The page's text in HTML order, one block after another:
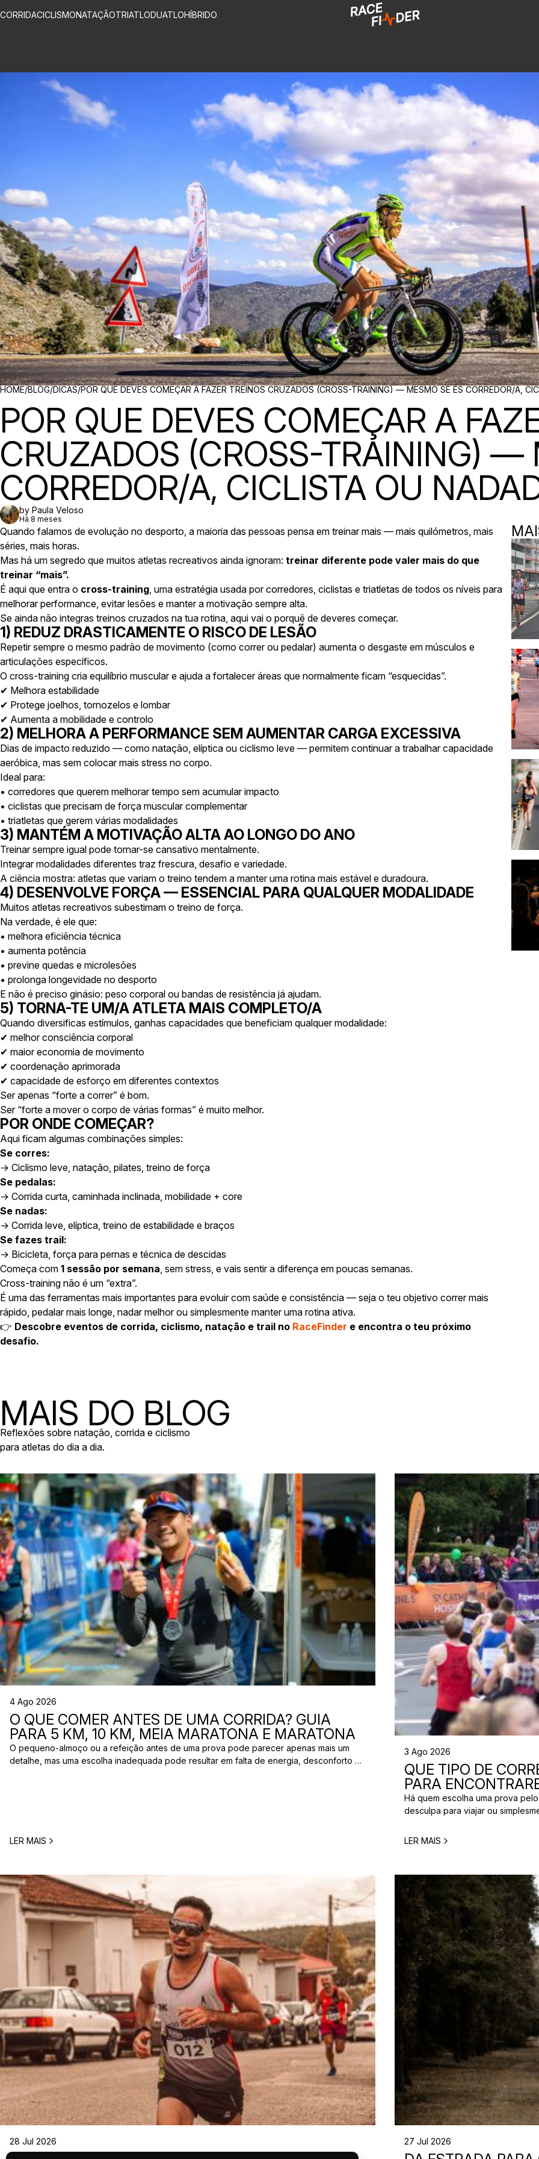
CORRIDACICLISMONATAÇÃOTRIATLODUATLOHÍBRIDO
BREADCRUMBS
HOME/BLOG/DICAS/POR QUE DEVES COMEÇAR A FAZER TREINOS CRUZADOS (CROSS-TRAINING) — MESMO SE ÉS CORREDOR/A,
POR QUE DEVES COMEÇAR A
CRUZADOS (CROSS-TRAINING) —
CORREDOR/A, CICLISTA OU
by Paula Veloso
Há 8 meses
Quando falamos de evolução no desporto, a maioria das pessoas pensa em treinarmais — mais quilómetros, mais
séries, mais horas.
Mas há um segredo que muitos atletas recreativos ainda ignoram: treinar diferente pode valer mais do que
treinar “mais”.
É aqui que entra o cross-training, uma estratégia usada por corredores, ciclistas e triatletas de todos os níveis para
melhorar performance, evitar lesões e manter a motivação sempre alta.
Se ainda não integras treinos cruzados na tua rotina, aqui vai o porquê de deveres começar.
1) REDUZ DRASTICAMENTE O RISCO DE LESÃO
Repetir sempre o mesmo padrão de movimento (como correr ou pedalar) aumenta o desgaste em músculos e
articulações específicos.
O cross-training cria equilíbrio muscular e ajuda a fortalecer áreas que normalmente ficam “esquecidas”.
✔ Melhora estabilidade
✔ Protege joelhos, tornozelos e lombar
✔ Aumenta a mobilidade e controlo
2) MELHORA A PERFORMANCE SEM AUMENTAR CARGA EXCESSIVA
Dias de impacto reduzido — como natação, elíptica ou ciclismo leve — permitem continuar a trabalhar capacidade
aeróbica, mas sem colocar mais stress no corpo.
Ideal para:
• corredores que querem melhorar tempo sem acumular impacto
• ciclistas que precisam de força muscular complementar
• triatletas que gerem várias modalidades
3) MANTÉM A MOTIVAÇÃO ALTA AO LONGO DO ANO
Treinar sempre igual pode tornar-se cansativo mentalmente.
Integrar modalidades diferentes traz frescura, desafio e variedade.
A ciência mostra: atletas que variam o treino tendem a manter uma rotina mais estável e duradoura.
4) DESENVOLVE FORÇA — ESSENCIAL PARA QUALQUER MODALIDADE
Muitos atletas recreativos subestimam o treino de força.
Na verdade, é ele que:
• melhora eficiência técnica
• aumenta potência
• previne quedas e microlesões
• prolonga longevidade no desporto
E não é preciso ginásio: peso corporal ou bandas de resistência já ajudam.
5) TORNA-TE UM/A ATLETA MAIS COMPLETO/A
Quando diversificas estímulos, ganhas capacidades que beneficiam qualquer modalidade:
✔ melhor consciência corporal
✔ maior economia de movimento
✔ coordenação aprimorada
✔ capacidade de esforço em diferentes contextos
Ser apenas “forte a correr” é bom.
Ser “forte a mover o corpo de várias formas” é muito melhor.
POR ONDE COMEÇAR?
Aqui ficam algumas combinações simples:
Se corres:
→ Ciclismo leve, natação, pilates, treino de força
Se pedalas:
→ Corrida curta, caminhada inclinada, mobilidade + core
Se nadas:
→ Corrida leve, elíptica, treino de estabilidade e braços
Se fazes trail:
→ Bicicleta, força para pernas e técnica de descidas
Começa com 1 sessão por semana, sem stress, e vais sentir a diferença em poucas semanas.
Cross-training não é um “extra”.
É uma das ferramentas mais importantes para evoluir com saúde e consistência — seja o teu objetivo correr mais
rápido, pedalar mais longe, nadar melhor ou simplesmente manter uma rotina ativa.
👉 Descobre eventos de corrida, ciclismo, natação e trail no RaceFinder e encontra o teu próximo
desafio.
MAIS DO BLOG
Reflexões sobre natação, corrida e ciclismo
para atletas do dia a dia.
4 Ago 2026
O QUE COMER ANTES DE UMA CORRIDA? GUIA
PARA 5 KM, 10 KM, MEIA MARATONA E MARATONA
O pequeno-almoço ou a refeição antes de uma prova pode parecer apenas mais um
detalhe, mas uma escolha inadequada pode resultar em falta de energia, desconforto no
LER MAIS
3 Ago 2026
QUE TIPO DE
PARA
Há quem escolha uma prova
desculpa para viajar ou
perfeita para um corredor pode
LER MAIS
28 Jul 2026 27 Jul 2026